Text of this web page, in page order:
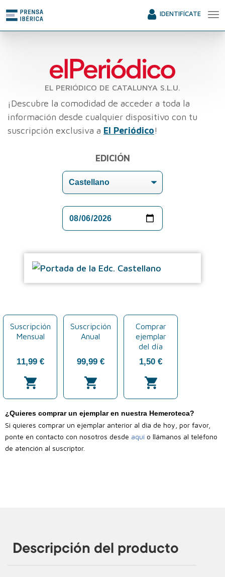
IDENTIFÍCATE
EL PERIÓDICO DE CATALUNYA S.L.U.
¡Descubre la comodidad de acceder a toda la
información desde cualquier dispositivo con tu
suscripción exclusiva a El Periódico!
EDICIÓN